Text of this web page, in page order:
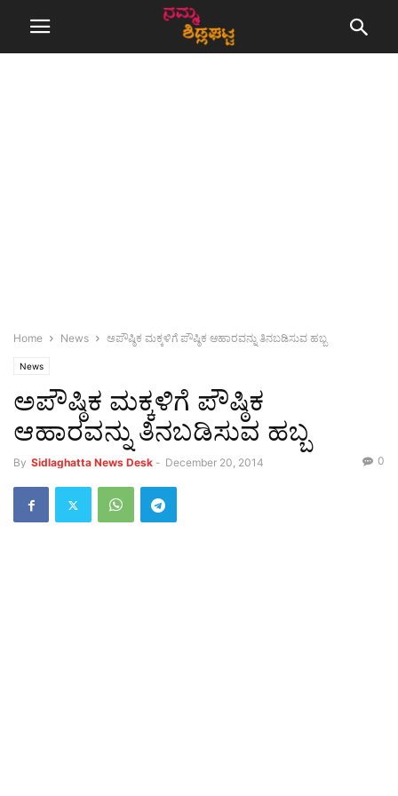
Home News ಅಪೌಷ್ಠಿಕ ಮಕ್ಕಳಿಗೆ ಪೌಷ್ಠಿಕ ಆಹಾರವನ್ನು ತಿನಬಡಿಸುವ ಹಬ್ಬ
News
ಅಪೌಷ್ಠಿಕ ಮಕ್ಕಳಿಗೆ ಪೌಷ್ಠಿಕ
ಆಹಾರವನ್ನು ತಿನಬಡಿಸುವ ಹಬ್ಬ
By Sidlaghatta News Desk - December 20, 2014 0